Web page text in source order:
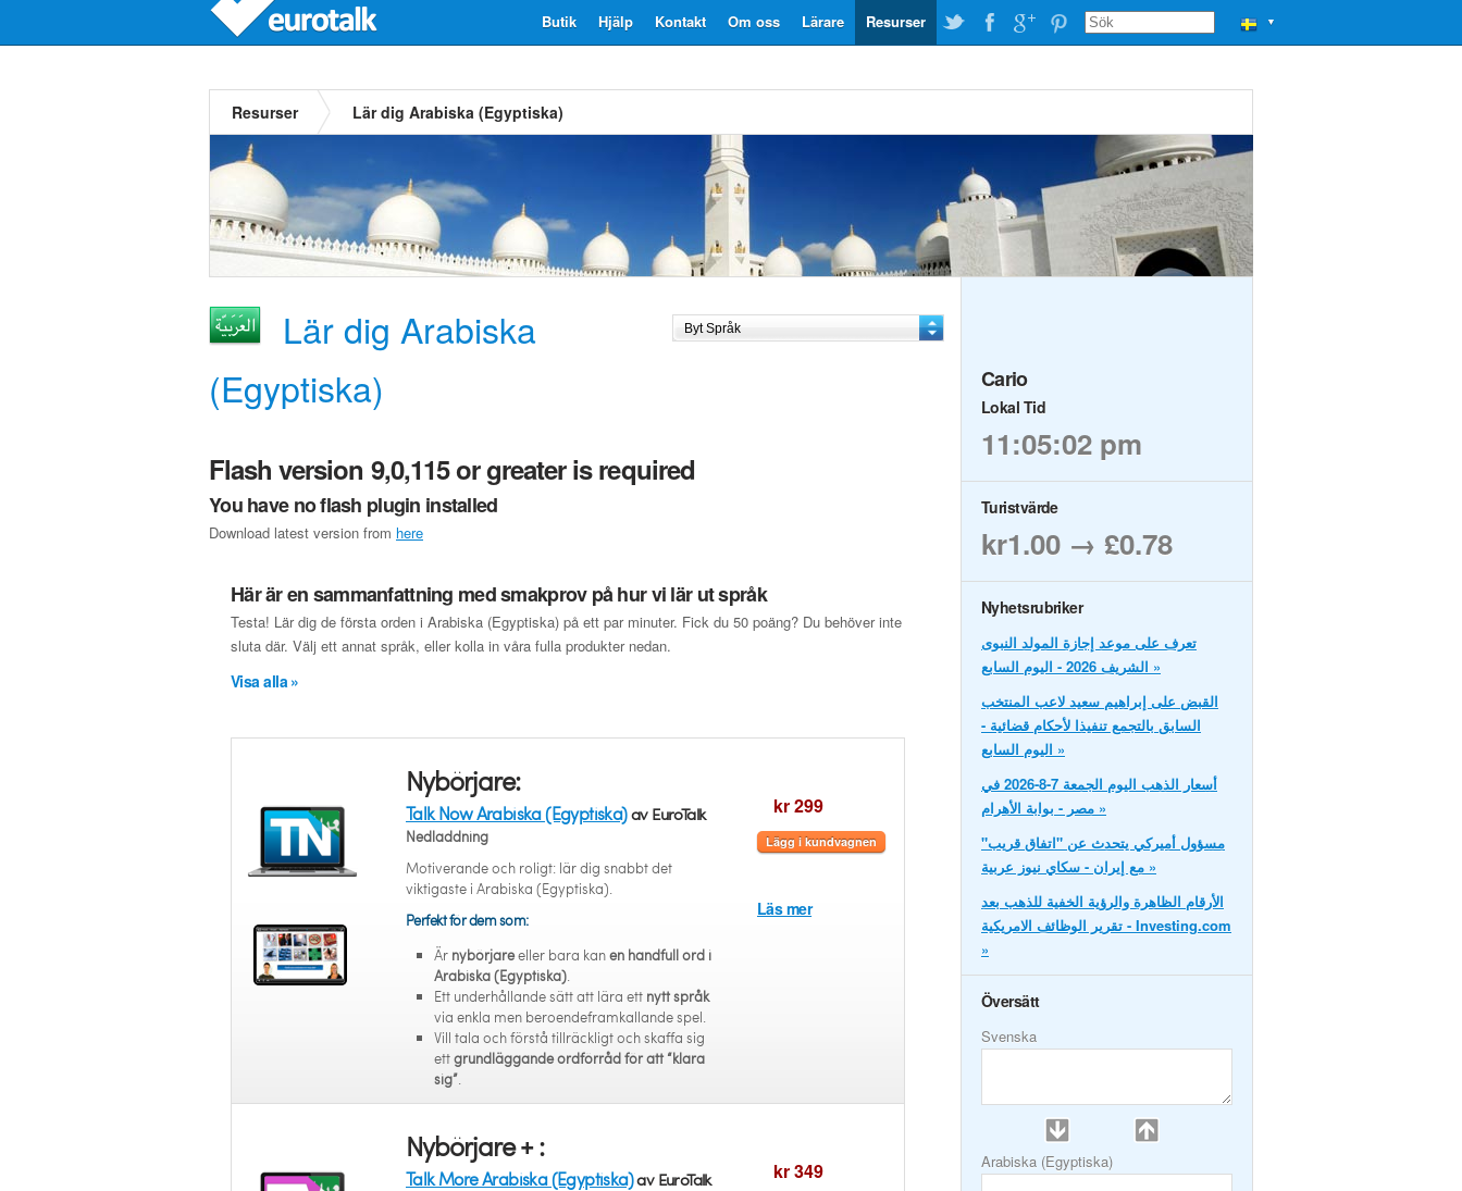
▼
Resurser
Lärare
Om oss
Kontakt
Hjälp
Butik
Resurser Lär dig Arabiska (Egyptiska)
Lär dig Arabiska
(Egyptiska)
Flash version 9,0,115 or greater is required
You have no flash plugin installed
Download latest version from here
Här är en sammanfattning med smakprov på hur vi lär ut språk
Testa! Lär dig de första orden i Arabiska (Egyptiska) på ett par minuter. Fick du 50 poäng? Du behöver inte
sluta där. Välj ett annat språk, eller kolla in våra fulla produkter nedan.
Visa alla »
Nybörjare:
Talk Now Arabiska (Egyptiska)av EuroTalk
Nedladdning
Motiverande och roligt: lär dig snabbt det
viktigaste i Arabiska (Egyptiska).
Perfekt för dem som:
Är nybörjareeller bara kanen handfull ord i
Arabiska (Egyptiska).
Ett underhållande sätt att lära ett nytt språk
via enkla men beroendeframkallande spel.
Vill tala och förstå tillräckligt och skaffa sig
ettgrundläggande ordförråd för att “klara
sig”.
kr 299
Lägg i kundvagnen
Läs mer
Nybörjare + :
Talk More Arabiska (Egyptiska)av EuroTalk kr 349
Cario
Lokal Tid
11:05:02 pm
Turistvärde
kr1.00 → £0.78
Nyhetsrubriker
تعرف على موعد إجازة المولد النبوى
الشريف 2026 - اليوم السابع »
القبض على إبراهيم سعيد لاعب المنتخب
السابق بالتجمع تنفيذا لأحكام قضائية -
اليوم السابع »
أسعار الذهب اليوم الجمعة 7-8-2026 في
مصر - بوابة الأهرام »
مسؤول أميركي يتحدث عن "اتفاق قريب"
مع إيران - سكاي نيوز عربية »
الأرقام الظاهرة والرؤية الخفية للذهب بعد
تقرير الوظائف الامريكية - Investing.com
»
Översätt
Svenska
Arabiska (Egyptiska)